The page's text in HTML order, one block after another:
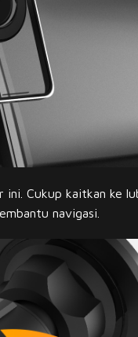
Cukup kaitkan ke
navigasi.